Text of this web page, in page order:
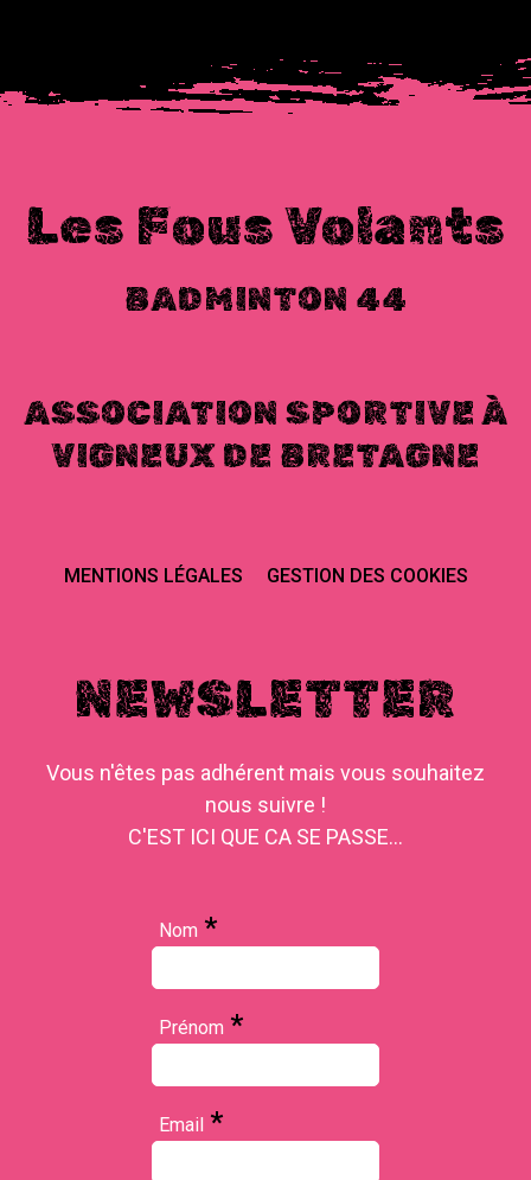
Les Fous Volants
BADMINTON 44
ASSOCIATION SPORTIVE À
VIGNEUX DE BRETAGNE
MENTIONS LÉGALES GESTION DES COOKIES
NEWSLETTER
Vous n'êtes pas adhérent mais vous souhaitez
nous suivre !
C'EST ICI QUE CA SE PASSE...
Nom *
Prénom *
Email *